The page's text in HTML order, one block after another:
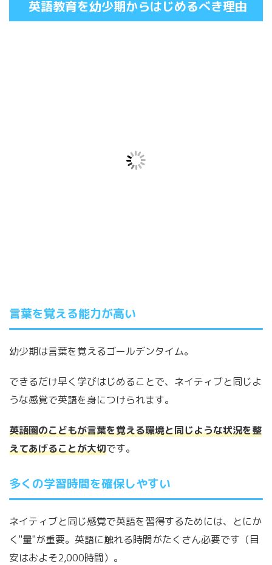
英語教育を幼少期からはじめるべき理由
言葉を覚える能力が高い
幼少期は言葉を覚えるゴールデンタイム。
できるだけ早く学びはじめることで、ネイティブと同じよ
うな感覚で英語を身につけられます。
英語圏のこどもが言葉を覚える環境と同じような状況を整
えてあげることが大切です。
多くの学習時間を確保しやすい
ネイティブと同じ感覚で英語を習得するためには、とにか
く"量"が重要。英語に触れる時間がたくさん必要です（目
安はおよそ2,000時間）。